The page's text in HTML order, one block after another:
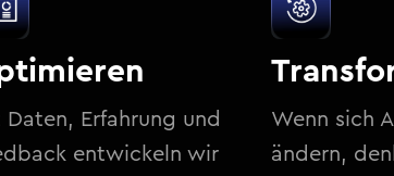
Daten, Erfahrung und
entwickeln wir
Wenn sich
ändern,